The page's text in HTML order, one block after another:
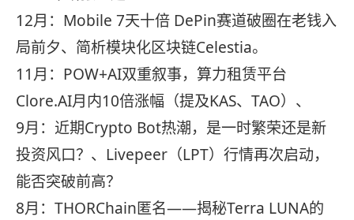
12月：Mobile 7天十倍 DePin赛道破圈在老钱入
局前夕、简析模块化区块链Celestia。
11月：POW+AI双重叙事，算力租赁平台
Clore.AI月内10倍涨幅（提及KAS、TAO）、
9月：近期Crypto Bot热潮，是一时繁荣还是新
投资风口？、Livepeer（LPT）行情再次启动，
能否突破前高？
8月：THORChain匿名——揭秘Terra LUNA的